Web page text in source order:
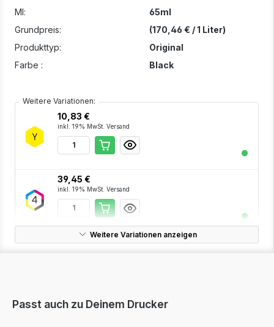
Ml:
65ml
Grundpreis:
(170,46 € / 1 Liter)
Produkttyp:
Original
Farbe :
Black
Weitere Variationen:
10,83 €
inkl. 19% MwSt. Versand
39,45 €
inkl. 19% MwSt. Versand
10,78 €
10,78 €
Weitere Variationen anzeigen
Passt auch zu Deinem Drucker